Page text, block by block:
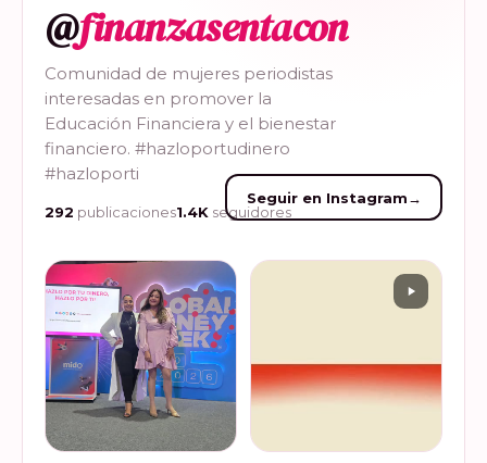
@finanzasentacon
Comunidad de mujeres periodistas
interesadas en promover la
Educación Financiera y el bienestar
financiero. #hazloportudinero
#hazloporti
292 publicaciones1.4K seguidores
Seguir en Instagram→